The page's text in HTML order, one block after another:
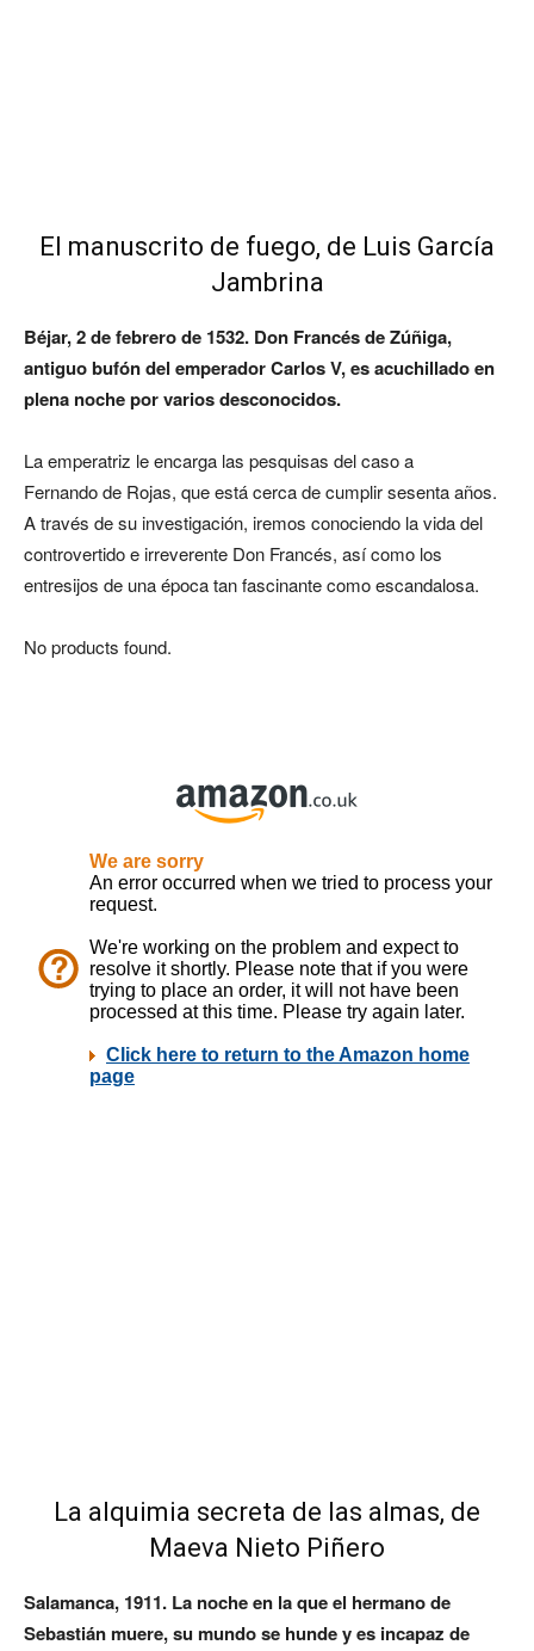
El manuscrito de fuego, de Luis García
Jambrina
Béjar, 2 de febrero de 1532. Don Francés de Zúñiga,
antiguo bufón del emperador Carlos V, es acuchillado en
plena noche por varios desconocidos.
La emperatriz le encarga las pesquisas del caso a
Fernando de Rojas, que está cerca de cumplir sesenta años.
A través de su investigación, iremos conociendo la vida del
controvertido e irreverente Don Francés, así como los
entresijos de una época tan fascinante como escandalosa.
No products found.
La alquimia secreta de las almas, de
Maeva Nieto Piñero
Salamanca, 1911. La noche en la que el hermano de
Sebastián muere, su mundo se hunde y es incapaz de